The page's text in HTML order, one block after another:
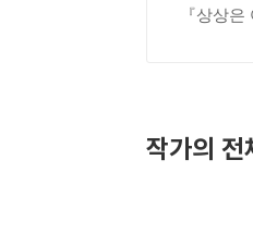
『상상
작가의 전